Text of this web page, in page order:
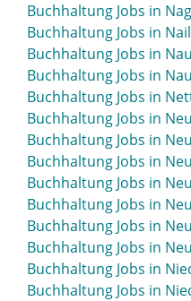
Buchhaltung Jobs in
Buchhaltung Jobs in
Buchhaltung Jobs in
Buchhaltung Jobs in
Buchhaltung Jobs in
Buchhaltung Jobs in
Buchhaltung Jobs in
Buchhaltung Jobs in
Buchhaltung Jobs in
Buchhaltung Jobs in
Buchhaltung Jobs in
Buchhaltung Jobs in
Buchhaltung Jobs in
Buchhaltung Jobs in
Buchhaltung Jobs in
Buchhaltung Jobs in
Buchhaltung Jobs in
Buchhaltung Jobs in
Buchhaltung Jobs in
Buchhaltung Jobs in
Buchhaltung Jobs in
Buchhaltung Jobs in
Buchhaltung Jobs in
Buchhaltung Jobs in
Buchhaltung Jobs in
Buchhaltung Jobs in
Buchhaltung Jobs in